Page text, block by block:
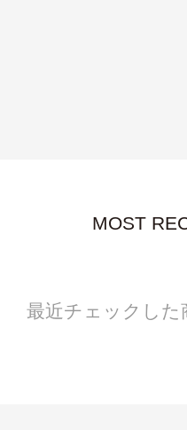
MOST
最近チェックした